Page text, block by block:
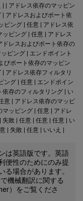
| アドレス依存のマッピン
アドレスおよびポート依
ピング | 任意 | アドレス依
ピング | 任意 | アドレス
ドレスおよびポート依存の
ピング | エンドポイント
びポート依存のマッピン
アドレス依存フィルタリ
ング | 任意 | エンドポイン
依存のフィルタリング | い
意 | アドレス依存のマッピ
ッピング | 任意 | アドレ
敗 | 任意 | 任意 | 任意 | い
| 失敗 | 任意 | いいえ |
は英語版です。英語
便性のためにのみ提
る場合があります。
で機械翻訳に関する
）をご覧くださ